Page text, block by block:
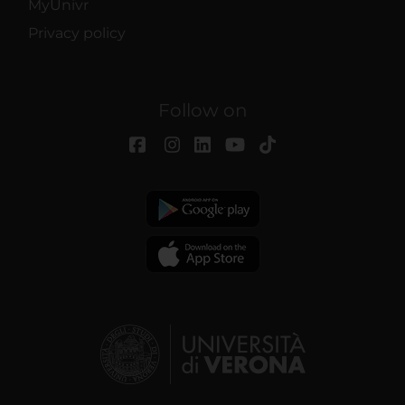
MyUnivr
Privacy policy
Follow on